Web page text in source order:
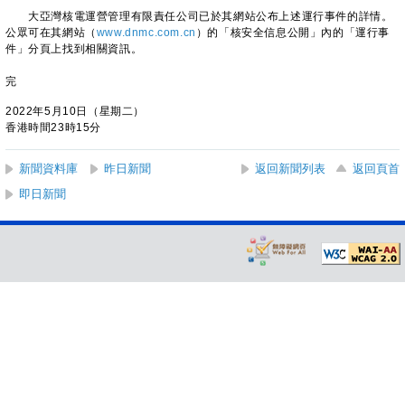
大亞灣核電運營管理有限責任公司已於其網站公布上述運行事件的詳情。
公眾可在其網站（ www.dnmc.com.cn ）的「核安全信息公開」內的「運行事
件」分頁上找到相關資訊。
完
2022年5月10日（星期二）
香港時間23時15分
新聞資料庫 昨日新聞 返回新聞列表
返回頁首
即日新聞